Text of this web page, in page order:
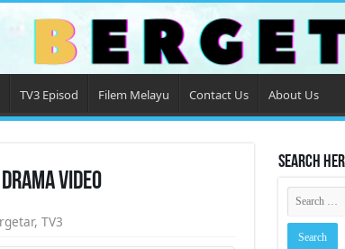
TV3 Episod Filem Melayu Contact Us About Us
Video
, TV3
Search